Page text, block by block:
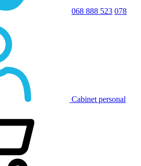
068 888 523 078
Cabinet personal